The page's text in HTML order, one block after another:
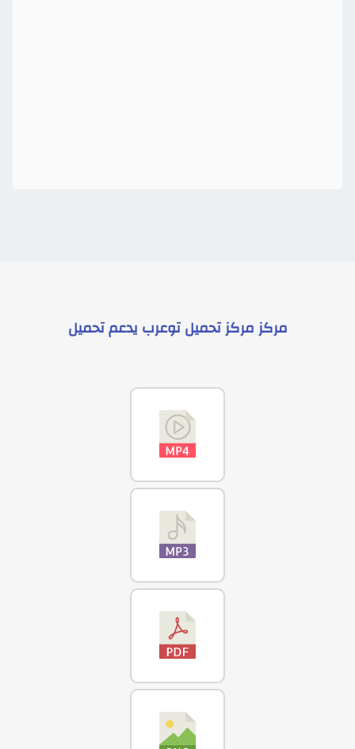
مركزمركز تحميل توعرب يدعمتحميل